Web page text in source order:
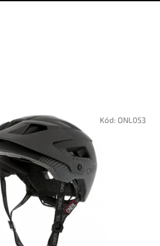
Kód:ONL053